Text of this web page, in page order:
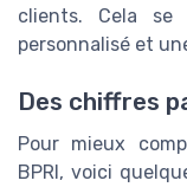
clients. Cela se
personnalisé et
Des chiffres
Pour mieux
BPRI, voici